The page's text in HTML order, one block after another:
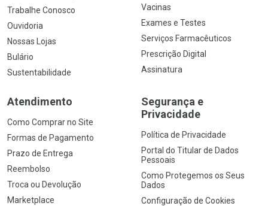
Trabalhe Conosco
Ouvidoria
Nossas Lojas
Bulário
Sustentabilidade
Vacinas
Exames e Testes
Serviços Farmacêuticos
Prescrição Digital
Assinatura
Atendimento
Como Comprar no Site
Formas de Pagamento
Prazo de Entrega
Reembolso
Troca ou Devolução
Marketplace
Segurança e
Privacidade
Política de Privacidade
Portal do Titular de Dados
Pessoais
Como Protegemos os Seus
Dados
Configuração de Cookies